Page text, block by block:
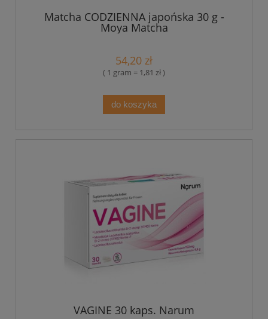
Matcha CODZIENNA japońska 30 g -
Moya Matcha
54,20 zł
( 1 gram = 1,81 zł )
do koszyka
VAGINE 30 kaps. Narum